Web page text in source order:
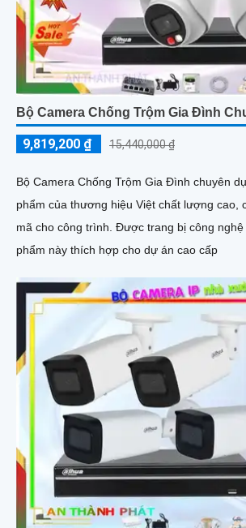
Bộ Camera Chống Trộm Gia Đình
9,819,200 ₫ 15,440,000 ₫
Bộ Camera Chống Trộm Gia Đình chuyên
phẩm của thương hiệu Việt chất lượng cao,
mã cho công trình. Được trang bị công nghệ AI tiên tiến, sản
phẩm này thích hợp cho dự án cao cấp